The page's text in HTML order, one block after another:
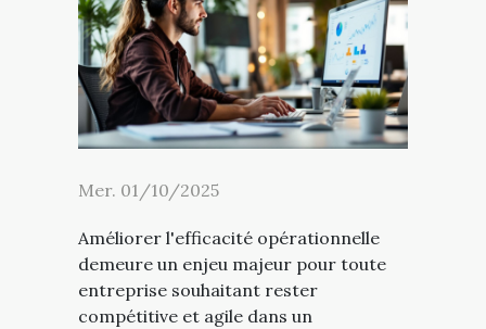
Mer. 01/10/2025
Améliorer l'efficacité opérationnelle
demeure un enjeu majeur pour toute
entreprise souhaitant rester
compétitive et agile dans un